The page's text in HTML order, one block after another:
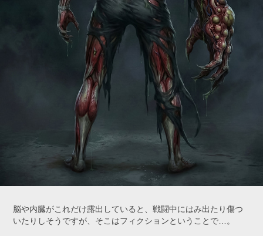
脳や内臓がこれだけ露出していると、戦闘中にはみ出たり傷つ
いたりしそうですが、そこはフィクションということで…。